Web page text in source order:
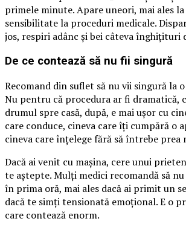
primele minute. Apare uneori, mai ales
sensibilitate la proceduri medicale.
jos, respiri adânc și bei câteva înghițituri
De ce contează să nu fii singură
Recomand din suflet să nu vii singură la
Nu pentru că procedura ar fi dramatică,
drumul spre casă, după, e mai ușor cu
care conduce, cineva care îți cumpără o
cineva care înțelege fără să întrebe prea
Dacă ai venit cu mașina, cere unui
te aștepte. Mulți medici recomandă să
în prima oră, mai ales dacă ai primit un
dacă te simți tensionată emoțional. E o
care contează enorm.